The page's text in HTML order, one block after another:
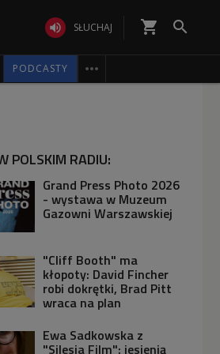
 SŁUCHAJ shopping_cart 
PODCASTY 
POLSKIM RADIU:
Grand Press Photo 2026
- wystawa w Muzeum
Gazowni Warszawskiej
"Cliff Booth" ma
kłopoty: David Fincher
robi dokrętki, Brad Pitt
wraca na plan
Ewa Sadkowska z
"Silesia Film": jesienią